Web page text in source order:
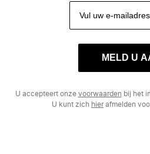
MELD U
U accepteert onze voorwaarden bij het
U kunt zich hierafmelden